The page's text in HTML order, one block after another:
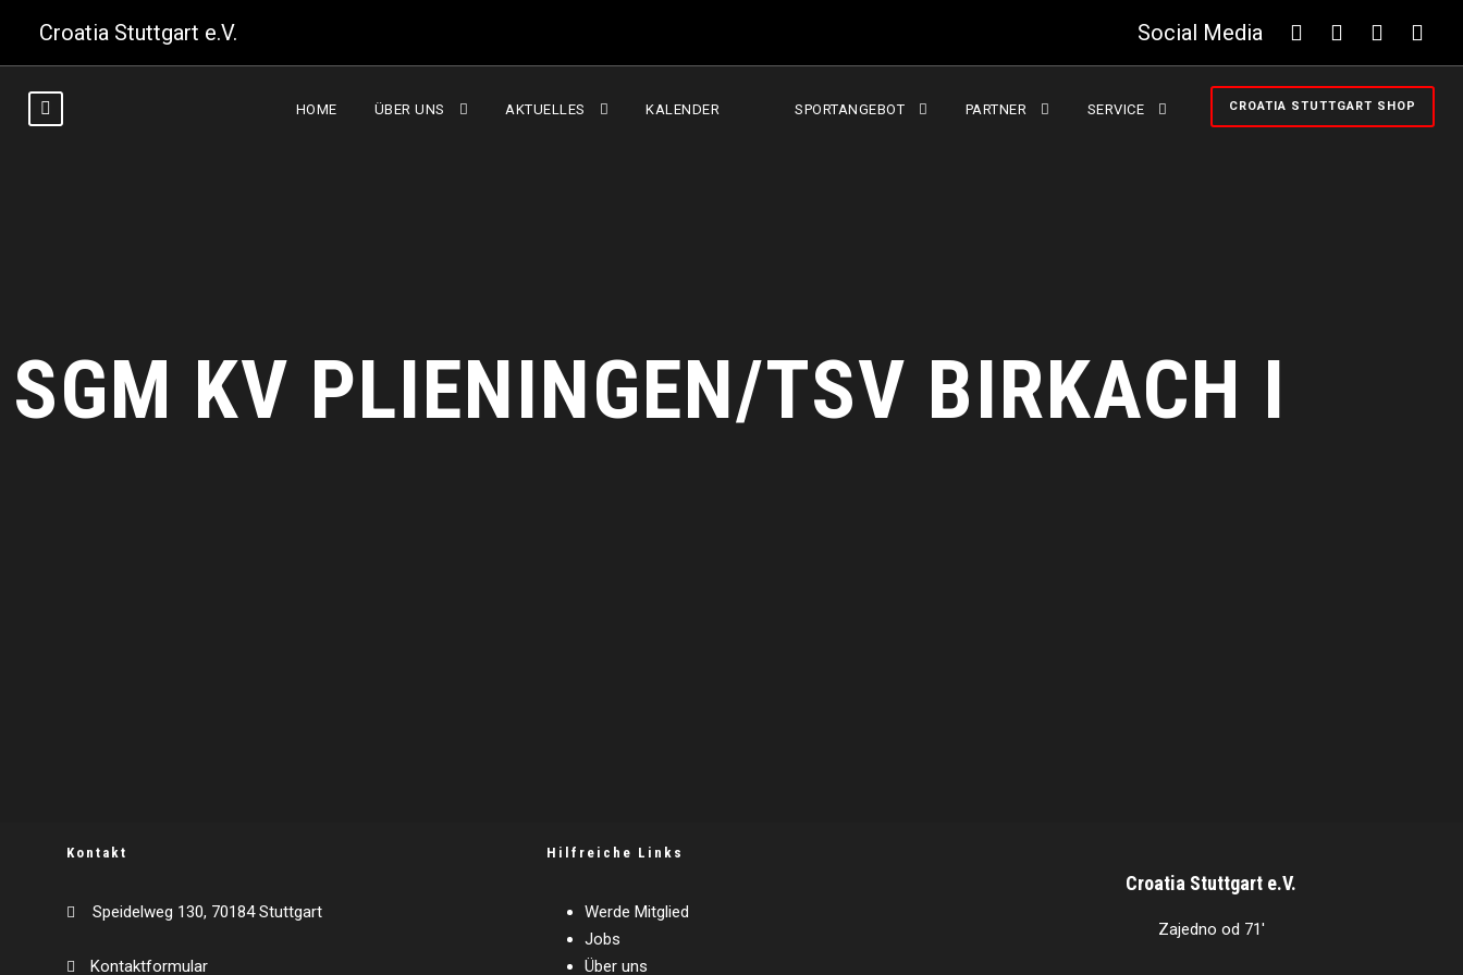
Croatia Stuttgart e.V. Social Media
HOME ÜBER UNS AKTUELLES KALENDER SPORTANGEBOT PARTNER SERVICE CROATIA STUTTGART SHOP
SGM KV PLIENINGEN/TSV BIRKACH I
Kontakt
Speidelweg 130, 70184 Stuttgart
Kontaktformular
Hilfreiche Links
Werde Mitglied
Jobs
Über uns
Croatia Stuttgart e.V.
Zajedno od 71'